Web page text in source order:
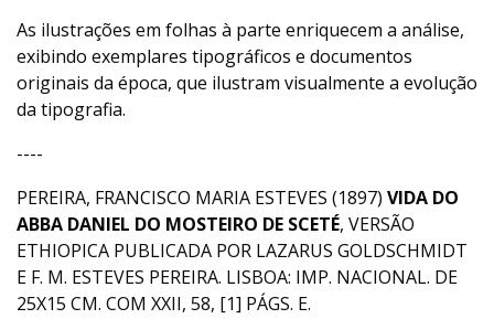
As ilustrações em folhas à parte enriquecem a análise,
exibindo exemplares tipográficos e documentos
originais da época, que ilustram visualmente a evolução
da tipografia.
----
PEREIRA, FRANCISCO MARIA ESTEVES (1897) VIDA DO
ABBA DANIEL DO MOSTEIRO DE SCETÉ, VERSÃO
ETHIOPICA PUBLICADA POR LAZARUS GOLDSCHMIDT
E F. M. ESTEVES PEREIRA. LISBOA: IMP. NACIONAL. DE
25X15 CM. COM XXII, 58, [1] PÁGS. E.